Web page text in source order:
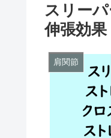
スリー
伸張効果
肩関節